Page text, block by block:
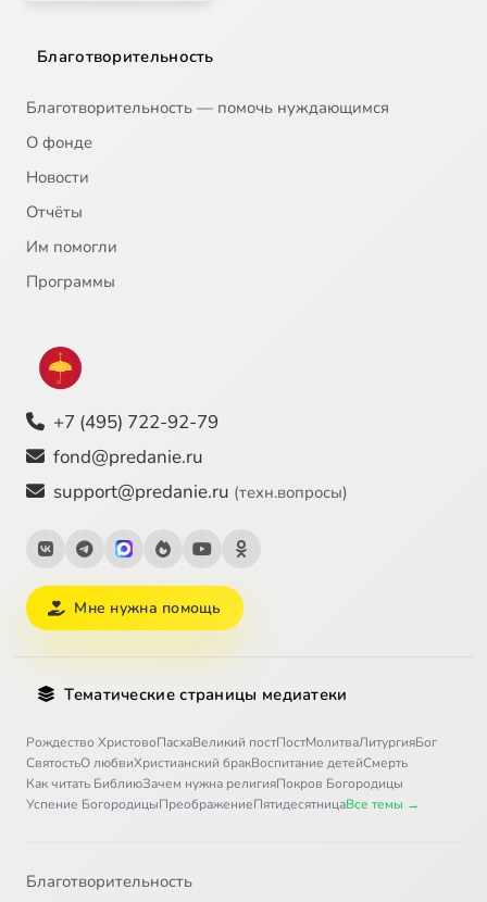
Благотворительность
Благотворительность — помочь нуждающимся
О фонде
Новости
Отчёты
Им помогли
Программы
+7 (495) 722-92-79
fond@predanie.ru
support@predanie.ru (техн.вопросы)
Мне нужна помощь
Тематические страницы медиатеки
Рождество ХристовоПасхаВеликий постПостМолитваЛитургияБог
СвятостьО любвиХристианский бракВоспитание детейСмерть
Как читать БиблиюЗачем нужна религияПокров Богородицы
Успение БогородицыПреображениеПятидесятницаВсе темы →
Благотворительность